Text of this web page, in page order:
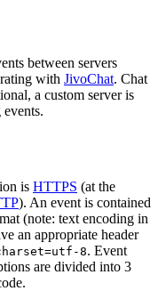
between servers
with JivoChat. Chat
a custom server is
is HTTPS (at the
). An event is contained
(note: text encoding in
an appropriate header
8. Event
are divided into 3